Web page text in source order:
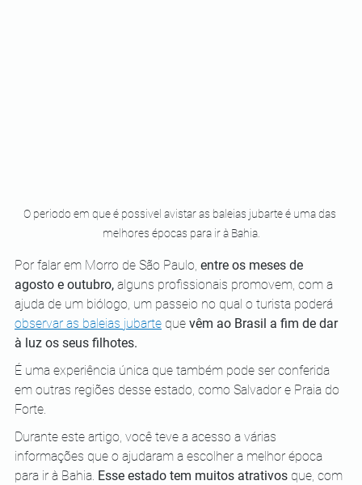
O periodo em que é possivel avistar as baleias jubarte é uma das
melhores épocas para ir à Bahia.
Por falar em Morro de São Paulo, entre os meses de
agosto e outubro, alguns profissionais promovem, com a
ajuda de um biólogo, um passeio no qual o turista poderá
observar as baleias jubarte que vêm ao Brasil a fim de dar
à luz os seus filhotes.
É uma experiência única que também pode ser conferida
em outras regiões desse estado, como Salvador e Praia do
Forte.
Durante este artigo, você teve a acesso a várias
informações que o ajudaram a escolher a melhor época
para ir à Bahia. Esse estado tem muitos atrativos que, com